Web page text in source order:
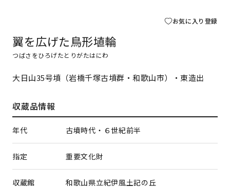
お気に入り登録
翼を広げた鳥形埴輪
つばさをひろげたとりがたはにわ
大日山35号墳（岩橋千塚古墳群・和歌山市）・東造出
収蔵品情報
年代 古墳時代・６世紀前半
指定 重要文化財
収蔵館 和歌山県立紀伊風土記の丘